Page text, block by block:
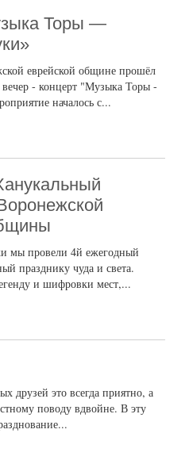
Торы —
еврейской общине прошёл
вечер - концерт "Музыка Торы -
началось с...
мы провели 4й ежегодный
празднику чуда и света.
и шифровки мест,...
друзей это всегда приятно, а
поводу вдвойне. В эту